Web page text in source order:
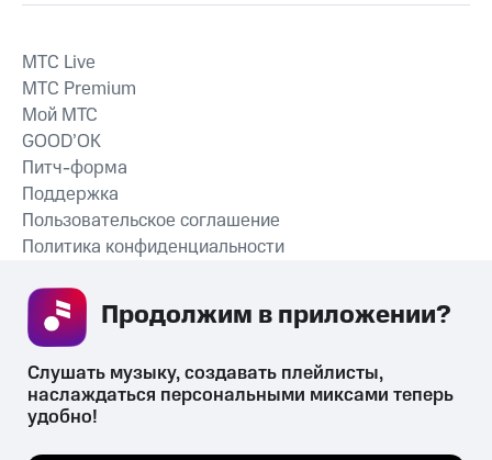
СКАЧАТЬ ПРИЛОЖЕНИЕ
MTС Live
MTС Premium
Мой МТС
GOOD’OK
Питч-форма
Поддержка
Пользовательское соглашение
Политика конфиденциальности
Слушать музыку, создавать плейлисты,
наслаждаться персональными миксами теперь
удобно!